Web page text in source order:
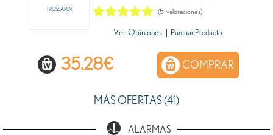
TRUSSARDI (5 valoraciones)
Ver Opiniones Puntuar Producto
35.28€ COMPRAR
MÁS OFERTAS (41)
ALARMAS